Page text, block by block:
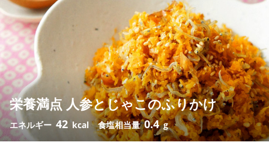
栄養満点 人参とじゃこのふりかけ
エネルギー 42 kcal 食塩相当量0.4 g